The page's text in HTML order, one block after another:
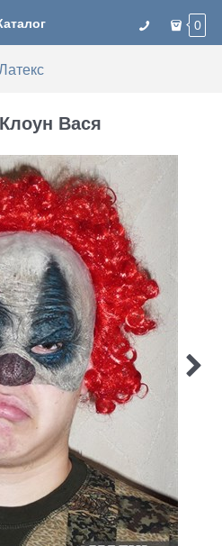
0
Вася